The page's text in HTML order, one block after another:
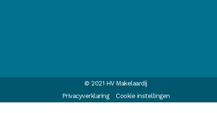
© 2021 HV Makelaardij
Privacyverklaring
Cookie instellingen